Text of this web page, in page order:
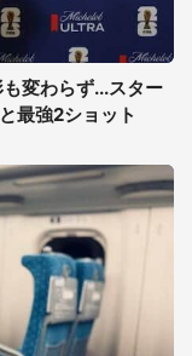
変わらず...スター
最強2ショット